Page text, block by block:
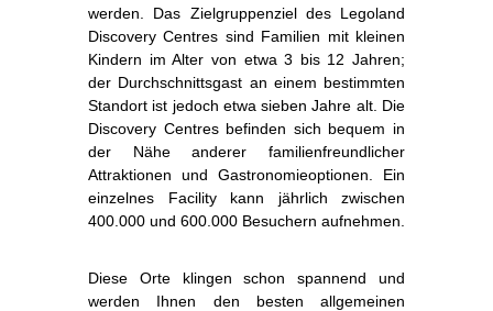
werden. Das Zielgruppenziel des Legoland
Discovery Centres sind Familien mit kleinen
Kindern im Alter von etwa 3 bis 12 Jahren;
der Durchschnittsgast an einem bestimmten
Standort ist jedoch etwa sieben Jahre alt. Die
Discovery Centres befinden sich bequem in
der Nähe anderer familienfreundlicher
Attraktionen und Gastronomieoptionen. Ein
einzelnes Facility kann jährlich zwischen
400.000 und 600.000 Besuchern aufnehmen.
Diese Orte klingen schon spannend und
werden Ihnen den besten allgemeinen